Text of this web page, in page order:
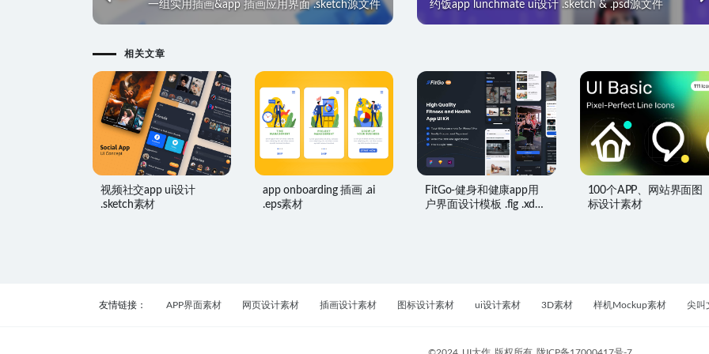
一组实用插画&app 插画应用界面 .sketch源文件 约饭app lunchmate ui设计 .sketch & .psd源文件
相关文章
视频社交app ui设计
.sketch素材
app onboarding 插画 .ai
.eps素材
FitGo-健身和健康app用
户界面设计模板 .fig .xd
100个APP、网站界面图
标设计素材
友情链接： APP界面素材 网页设计素材 插画设计素材 图标设计素材 ui设计素材 3D素材 样机Mockup素材 尖叫
©2024 UI大作 版权所有 陇ICP备17000417号-7